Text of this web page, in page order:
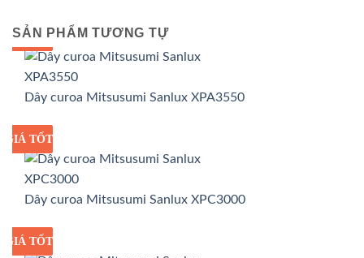
SẢN PHẨM TƯƠNG TỰ
GIÁ SỈ
GIÁ TỐT
Dây curoa Mitsusumi Sanlux XPA3550
GIÁ SỈ
GIÁ TỐT
Dây curoa Mitsusumi Sanlux XPC3000
GIÁ SỈ
GIÁ TỐT